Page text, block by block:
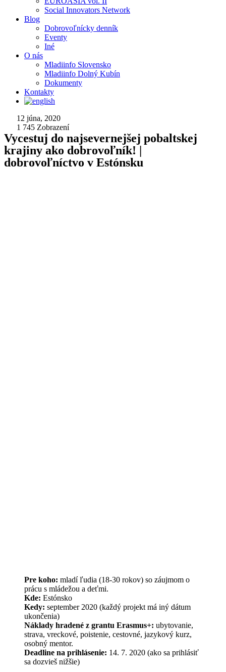
Social Innovators Network
Blog
Dobrovoľnícky denník
Eventy
Iné
O nás
Mladiinfo Slovensko
Mladiinfo Dolný Kubín
Dokumenty
Kontakty
12 júna, 2020
1 745 Zobrazení
Vycestuj do najsevernejšej pobaltskej
krajiny ako dobrovoľník! |
dobrovoľníctvo v Estónsku
Pre koho: mladí ľudia (18-30 rokov) so záujmom o
prácu s mládežou a deťmi.
Kde: Estónsko
Kedy: september 2020 (každý projekt má iný dátum
ukončenia)
Náklady hradené z grantu Erasmus+: ubytovanie,
strava, vreckové, poistenie, cestovné, jazykový kurz,
osobný mentor.
Deadline na prihlásenie: 14. 7. 2020 (ako sa prihlásiť
sa dozvieš nižšie)